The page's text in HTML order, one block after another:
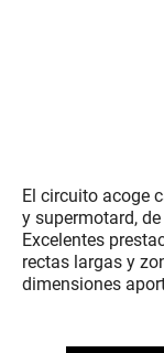
El circuito acoge
y supermotard,
Excelentes
rectas largas y
dimensiones